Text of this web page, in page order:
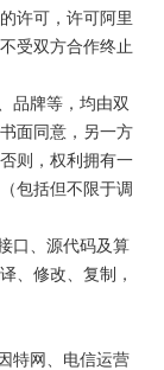
许可，许可阿里
受双方合作终止
品牌等，均由双
面同意，另一方
则，权利拥有一
包括但不限于调
口、源代码及算
、修改、复制，
特网、电信运营